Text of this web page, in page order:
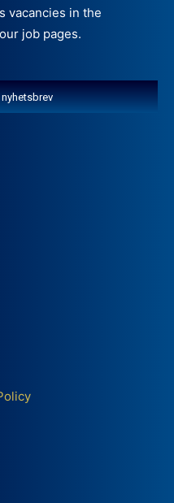
vacancies in the
job pages.